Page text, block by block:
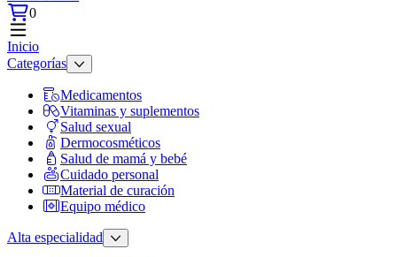
0
Inicio
Categorías
Medicamentos
Vitaminas y suplementos
Salud sexual
Dermocosméticos
Salud de mamá y bebé
Cuidado personal
Material de curación
Equipo médico
Alta especialidad